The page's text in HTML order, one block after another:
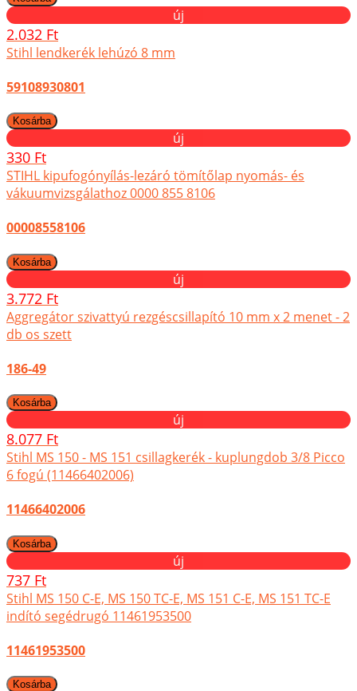
új
2.032 Ft
Stihl lendkerék lehúzó 8 mm
59108930801
új
330 Ft
STIHL kipufogónyílás-lezáró tömítőlap nyomás- és
vákuumvizsgálathoz 0000 855 8106
00008558106
új
3.772 Ft
Aggregátor szivattyú rezgéscsillapító 10 mm x 2 menet - 2
db os szett
186-49
új
8.077 Ft
Stihl MS 150 - MS 151 csillagkerék - kuplungdob 3/8 Picco
6 fogú (11466402006)
11466402006
új
737 Ft
Stihl MS 150 C-E, MS 150 TC-E, MS 151 C-E, MS 151 TC-E
indító segédrugó 11461953500
11461953500